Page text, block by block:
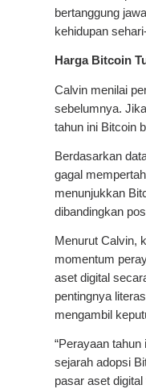
bertanggung
kehidupan
Harga Bitcoin
Calvin menilai
sebelumnya.
tahun ini Bitcoin
Berdasarkan
gagal
menunjukkan
dibandingkan
Menurut Calvin,
momentum
aset digital
pentingnya
mengambil
“Perayaan
sejarah adopsi
pasar aset